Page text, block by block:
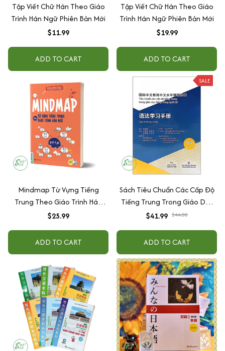
Tập Viết Chữ Hán Theo Giáo
Trình Hán Ngữ Phiên Bản Mới
$11.99
ADD TO CART
Tập Viết Chữ Hán Theo Giáo
Trình Hán Ngữ Phiên Bản Mới
$19.99
ADD TO CART
Mindmap Từ Vựng Tiếng
Trung Theo Giáo Trình Hán
Ngữ
$25.99
ADD TO CART
SALE
Sách Tiêu Chuẩn Các Cấp Độ
Tiếng Trung Trong Giáo Dục
Tiếng Trung Quốc Tế - Giáo
$41.99 $44.00
ADD TO CART